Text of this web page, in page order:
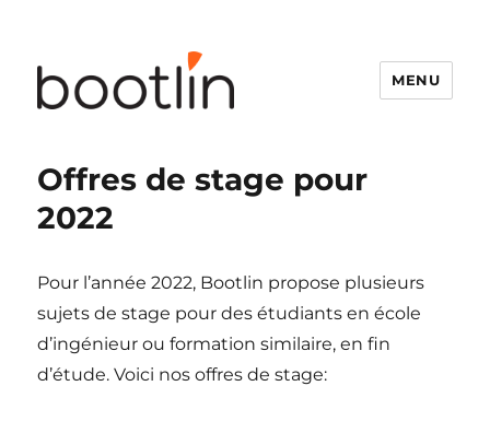
MENU
Offres de stage pour
2022
Pour l’année 2022, Bootlin propose plusieurs
sujets de stage pour des étudiants en école
d’ingénieur ou formation similaire, en fin
d’étude. Voici nos offres de stage: